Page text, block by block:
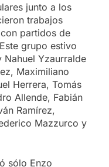
junto a los
trabajos
partidos de
grupo estivo
Nahuel Yzaurralde
Maximiliano
Herrera, Tomás
Allende, Fabián
Ramírez,
Mazzurco y
sólo Enzo